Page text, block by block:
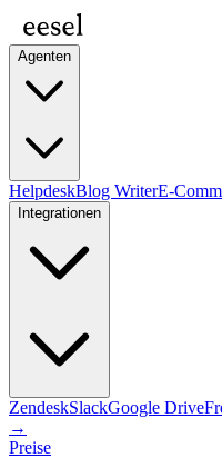
Agenten
HelpdeskBlog WriterE-
Integrationen
ZendeskSlackGoogle Drive
→
Preise